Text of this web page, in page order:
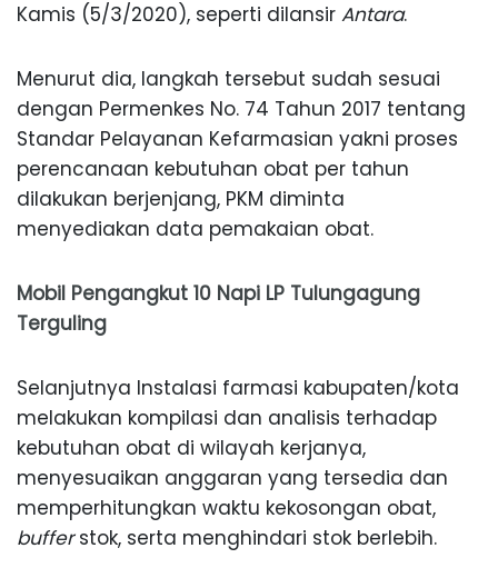
Kamis (5/3/2020), seperti dilansir Antara.
Menurut dia, langkah tersebut sudah sesuai
dengan Permenkes No. 74 Tahun 2017 tentang
Standar Pelayanan Kefarmasian yakni proses
perencanaan kebutuhan obat per tahun
dilakukan berjenjang, PKM diminta
menyediakan data pemakaian obat.
Mobil Pengangkut 10 Napi LP Tulungagung
Terguling
Selanjutnya Instalasi farmasi kabupaten/kota
melakukan kompilasi dan analisis terhadap
kebutuhan obat di wilayah kerjanya,
menyesuaikan anggaran yang tersedia dan
memperhitungkan waktu kekosongan obat,
bufferstok, serta menghindari stok berlebih.